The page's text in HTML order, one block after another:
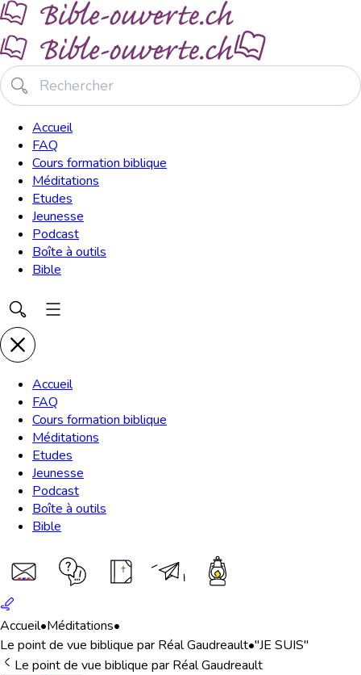
Accueil
FAQ
Cours formation biblique
Méditations
Etudes
Jeunesse
Podcast
Boîte à outils
Bible
Accueil
FAQ
Cours formation biblique
Méditations
Etudes
Jeunesse
Podcast
Boîte à outils
Bible
Accueil•Méditations•
Le point de vue biblique par Réal Gaudreault•"JE SUIS"
Le point de vue biblique par Réal Gaudreault